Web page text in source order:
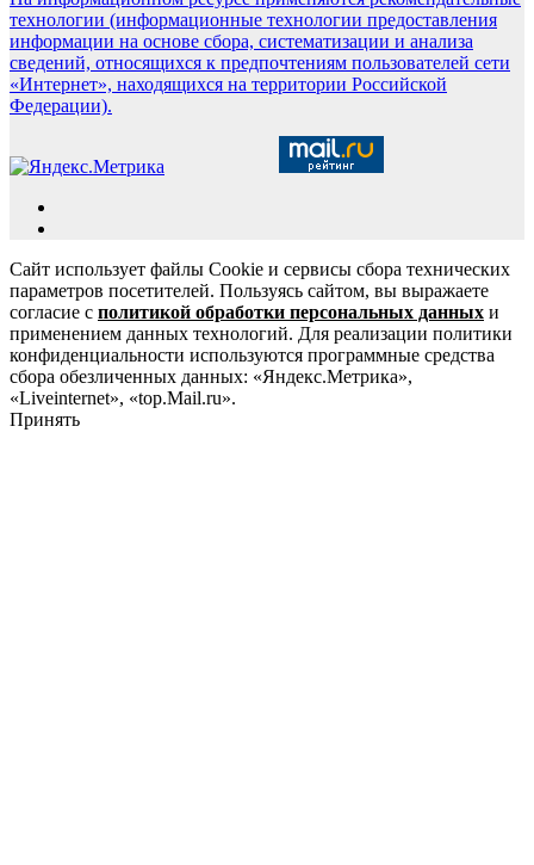
технологии (информационные технологии предоставления
информации на основе сбора, систематизации и анализа
сведений, относящихся к предпочтениям пользователей сети
«Интернет», находящихся на территории Российской
Федерации).
Сайт использует файлы Cookie и сервисы сбора технических
параметров посетителей. Пользуясь сайтом, вы выражаете
согласие с политикой обработки персональных данных и
применением данных технологий. Для реализации политики
конфиденциальности используются программные средства
сбора обезличенных данных: «Яндекс.Метрика»,
«Liveinternet», «top.Mail.ru».
Принять